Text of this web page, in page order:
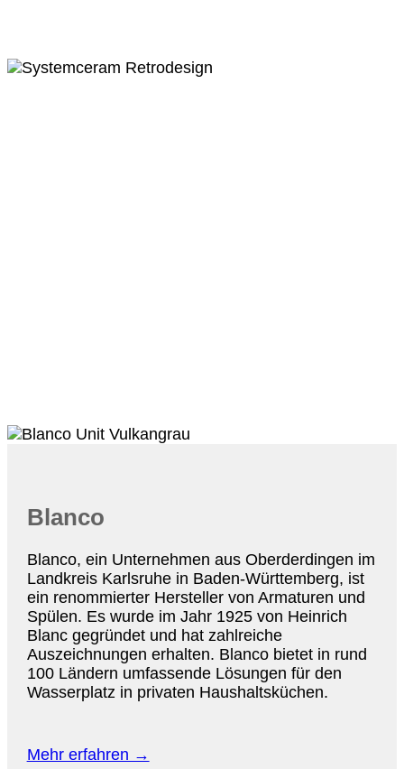
Blanco
Blanco, ein Unternehmen aus Oberderdingen im
Landkreis Karlsruhe in Baden-Württemberg, ist
ein renommierter Hersteller von Armaturen und
Spülen. Es wurde im Jahr 1925 von Heinrich
Blanc gegründet und hat zahlreiche
Auszeichnungen erhalten. Blanco bietet in rund
100 Ländern umfassende Lösungen für den
Wasserplatz in privaten Haushaltsküchen.
Mehr erfahren →